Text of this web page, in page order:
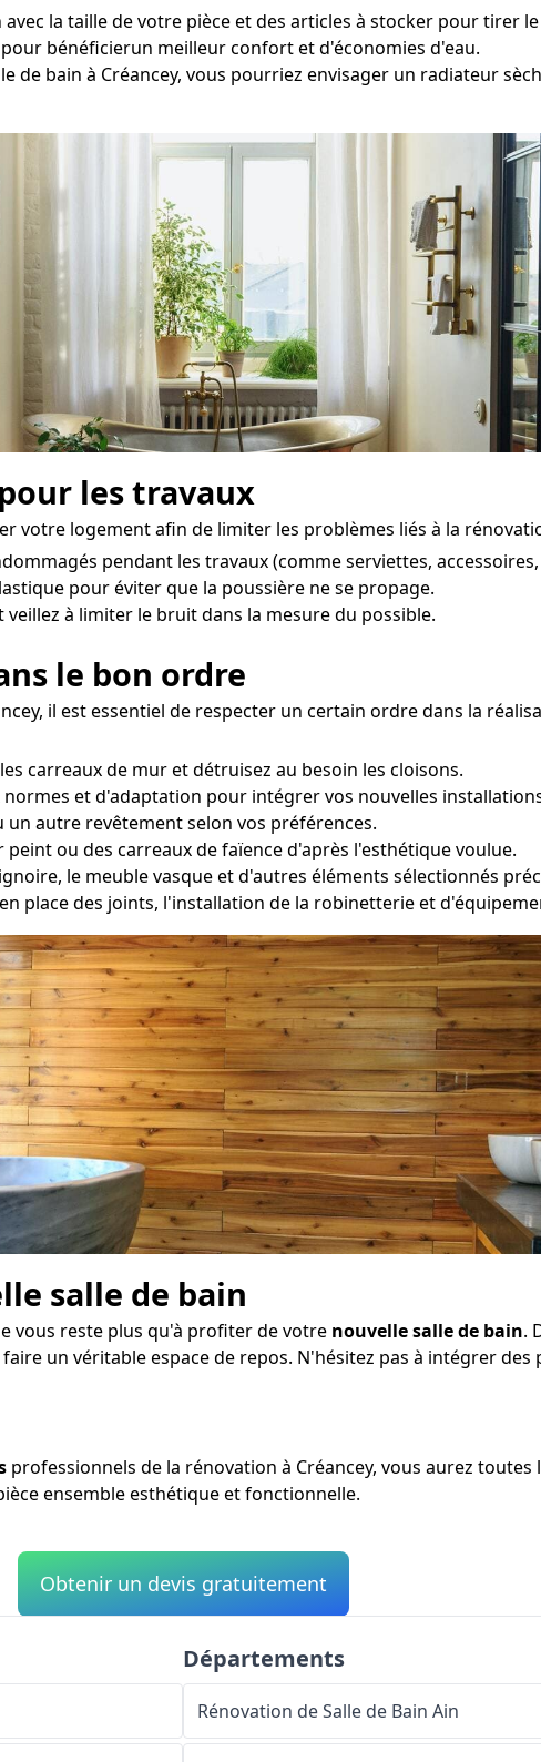
la taille de votre pièce et des articles à stocker pour tirer
bénéficierun meilleur confort et d'économies d'eau.
de bain à Créancey, vous pourriez envisager un radiateur
les travaux
votre logement afin de limiter les problèmes liés à la
pendant les travaux (comme serviettes, accessoires,
pour éviter que la poussière ne se propage.
à limiter le bruit dans la mesure du possible.
le bon ordre
il est essentiel de respecter un certain ordre dans la
carreaux de mur et détruisez au besoin les cloisons.
et d'adaptation pour intégrer vos nouvelles
autre revêtement selon vos préférences.
ou des carreaux de faïence d'après l'esthétique voulue.
le meuble vasque et d'autres éléments sélectionnés
place des joints, l'installation de la robinetterie et
salle de bain
vous reste plus qu'à profiter de votre nouvelle salle de bain.
un véritable espace de repos. N'hésitez pas à intégrer
professionnels de la rénovation à Créancey, vous aurez
ensemble esthétique et fonctionnelle.
Obtenir un devis gratuitement
Départements
Rénovation de Salle de Bain Ain